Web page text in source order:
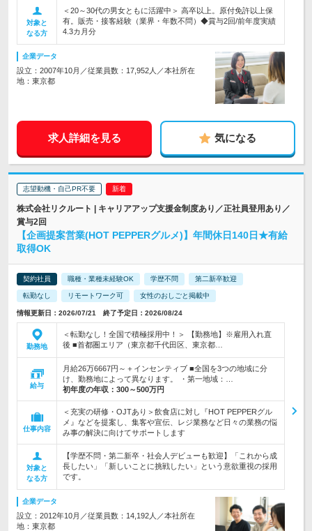
対象と
なる方
＜20～30代の男女ともに活躍中＞ 高卒以上。原付免許以上保
有。販売・接客経験（業界・年数不問）◆賞与2回/前年度実績
4.3カ月分
企業データ
設立：2007年10月／従業員数：17,952人／本社所在
地：東京都
求人詳細を見る 気になる
志望動機・自己PR不要
株式会社リクルート | キャリアアップ支援金制度あり／正社員登用あり／
賞与2回
【企画提案営業(HOT PEPPERグルメ)】年間休日140日★有給
取得OK
契約社員 職種・業種未経験OK 学歴不問 第二新卒歓迎
転勤なし リモートワーク可 女性のおしごと掲載中
情報更新日：2026/07/21 終了予定日：2026/08/24
勤務地
＜転勤なし！全国で積極採用中！＞ 【勤務地】※雇用入れ直
後 ■首都圏エリア（東京都千代田区、東京都…
給与
月給26万6667円～＋インセンティブ ■全国を3つの地域に分
け、勤務地によって異なります。 ・第一地域：…
初年度の年収： 300～500万円
仕事内容
＜充実の研修・OJTあり＞飲食店に対し『HOT PEPPERグル
メ』などを提案し、集客や宣伝、レジ業務など日々の業務の悩
み事の解決に向けてサポートします
対象と
なる方
【学歴不問・第二新卒・社会人デビューも歓迎】「これから成
長したい」「新しいことに挑戦したい」という意欲重視の採用
です。
企業データ
設立：2012年10月／従業員数：14,192人／本社所在
地：東京都